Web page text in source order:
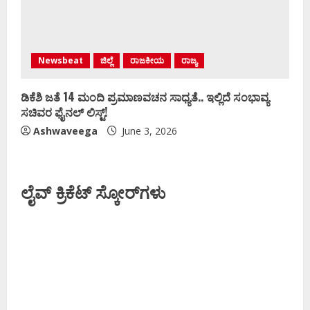
Newsbeat ಜಿಲ್ಲೆ ರಾಜಕೀಯ ರಾಜ್ಯ
ಡಿಕೆಶಿ ಜತೆ 14 ಮಂದಿ ಪ್ರಮಾಣವಚನ ಸಾಧ್ಯತೆ.. ಇಲ್ಲಿದೆ ಸಂಭಾವ್ಯ
ಸಚಿವರ ಫೈನಲ್ ಲಿಸ್ಟ್‌!
Ashwaveega June 3, 2026
ಲೈವ್ ಕ್ರಿಕೆಟ್ ಸ್ಕೋರ್‌ಗಳು